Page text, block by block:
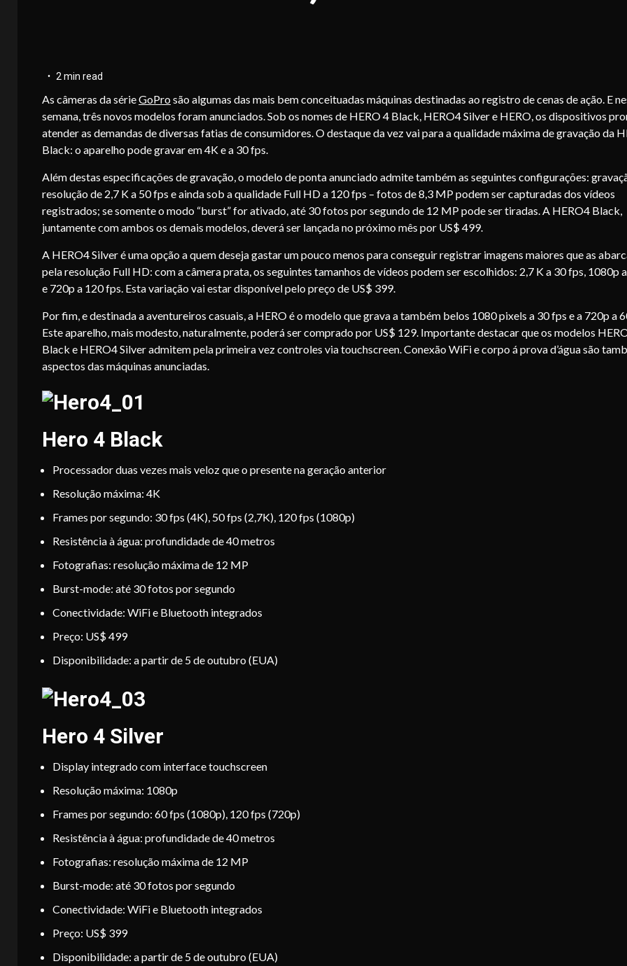
2 min read
As câmeras da sérieGoPro são algumas das mais bem conceituadas máquinas destinadas ao registro de cenas de ação. E
semana, três novos modelos foram anunciados. Sob os nomes de HERO 4 Black, HERO4 Silver e HERO, os dispositivos
atender as demandas de diversas fatias de consumidores. O destaque da vez vai para a qualidade máxima de gravação da
Black: o aparelho pode gravar em 4K e a 30 fps.
Além destas especificações de gravação, o modelo de ponta anunciado admite também as seguintes configurações:
resolução de 2,7 K a 50 fps e ainda sob a qualidade Full HD a 120 fps – fotos de 8,3 MP podem ser capturadas dos vídeos
registrados; se somente o modo “burst” for ativado, até 30 fotos por segundo de 12 MP pode ser tiradas. A HERO4 Black,
juntamente com ambos os demais modelos, deverá ser lançada no próximo mês por US$ 499.
A HERO4 Silver é uma opção a quem deseja gastar um pouco menos para conseguir registrar imagens maiores que as
pela resolução Full HD: com a câmera prata, os seguintes tamanhos de vídeos podem ser escolhidos: 2,7 K a 30 fps, 1080p
e 720p a 120 fps. Esta variação vai estar disponível pelo preço de US$ 399.
Por fim, e destinada a aventureiros casuais, a HERO é o modelo que grava a também belos 1080 pixels a 30 fps e a 720p a
Este aparelho, mais modesto, naturalmente, poderá ser comprado por US$ 129. Importante destacar que os modelos
Black e HERO4 Silver admitem pela primeira vez controles via touchscreen. Conexão WiFi e corpo á prova d’água são
aspectos das máquinas anunciadas.
Hero 4 Black
Processador duas vezes mais veloz que o presente na geração anterior
Resolução máxima: 4K
Frames por segundo: 30 fps (4K), 50 fps (2,7K), 120 fps (1080p)
Resistência à água: profundidade de 40 metros
Fotografias: resolução máxima de 12 MP
Burst-mode: até 30 fotos por segundo
Conectividade: WiFi e Bluetooth integrados
Preço: US$ 499
Disponibilidade: a partir de 5 de outubro (EUA)
Hero 4 Silver
Display integrado com interface touchscreen
Resolução máxima: 1080p
Frames por segundo: 60 fps (1080p), 120 fps (720p)
Resistência à água: profundidade de 40 metros
Fotografias: resolução máxima de 12 MP
Burst-mode: até 30 fotos por segundo
Conectividade: WiFi e Bluetooth integrados
Preço: US$ 399
Disponibilidade: a partir de 5 de outubro (EUA)